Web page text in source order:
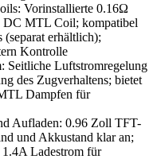
Vorinstallierte 0.16Ω
DC MTL Coil; kompatibel
erhältlich);
Kontrolle
Seitliche Luftstromregelung
des Zugverhaltens; bietet
Dampfen für
Aufladen: 0.96 Zoll TFT-
und Akkustand klar an;
Ladestrom für